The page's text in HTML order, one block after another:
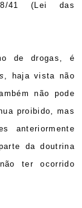
41 (Lei das
de drogas, é
, haja vista não
não pode
proibido, mas
anteriormente
da doutrina
ter ocorrido